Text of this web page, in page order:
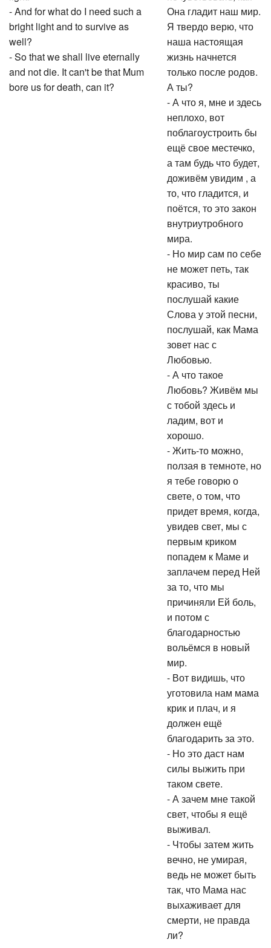
- And for what do I need such a
bright light and to survive as
well?
- So that we shall live eternally
and not die. It can't be that Mum
bore us for death, can it?
Она гладит наш мир.
Я твердо верю, что
наша настоящая
жизнь начнется
только после родов.
А ты?
- А что я, мне и здесь
неплохо, вот
поблагоустроить бы
ещё свое местечко,
а там будь что будет,
доживём увидим , а
то, что гладится, и
поётся, то это закон
внутриутробного
мира.
- Но мир сам по себе
не может петь, так
красиво, ты
послушай какие
Слова у этой песни,
послушай, как Мама
зовет нас с
Любовью.
- А что такое
Любовь? Живём мы
с тобой здесь и
ладим, вот и
хорошо.
- Жить-то можно,
ползая в темноте, но
я тебе говорю о
свете, о том, что
придет время, когда,
увидев свет, мы с
первым криком
попадем к Маме и
заплачем перед Ней
за то, что мы
причиняли Ей боль,
и потом с
благодарностью
вольёмся в новый
мир.
- Вот видишь, что
уготовила нам мама
крик и плач, и я
должен ещё
благодарить за это.
- Но это даст нам
силы выжить при
таком свете.
- А зачем мне такой
свет, чтобы я ещё
выживал.
- Чтобы затем жить
вечно, не умирая,
ведь не может быть
так, что Мама нас
выхаживает для
смерти, не правда
ли?